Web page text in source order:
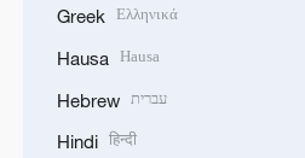
Greek Ελληνικά
Hausa Hausa
Hebrew עברית
Hindi हिन्दी